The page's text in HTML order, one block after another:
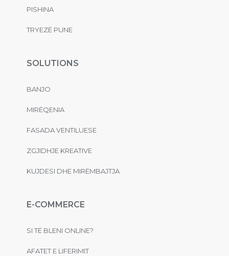
PISHINA
TRYEZË PUNE
SOLUTIONS
BANJO
MIRËQENIA
FASADA VENTILUESE
ZGJIDHJE KREATIVE
KUJDESI DHE MIRËMBAJTJA
E-COMMERCE
SI TË BLENI ONLINE?
AFATET E LIFERIMIT